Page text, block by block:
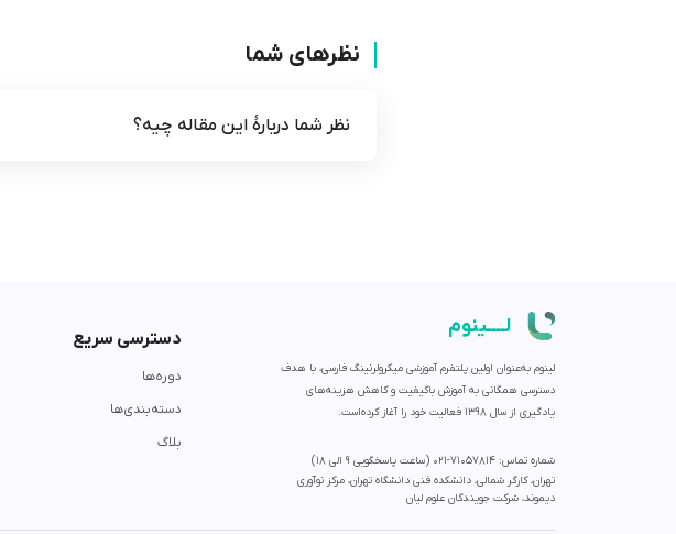
نظرهای شما
نظر شما دربارۀ این مقاله چیه؟
لــــینوم
لینوم به‌عنوان اولین پلتفرم آموزشی میکرولرنینگ فارسی، با هدف
دسترسی همگانی به آموزش باکیفیت و کاهش هزینه‌های
یادگیری از سال 1398 فعالیت خود را آغاز کرده‌است.
شماره تماس: 71057814-021 (ساعت پاسخگویی ۹ الی ۱۸)
تهران، کارگر شمالی، دانشکده فنی دانشگاه تهران، مرکز نوآوری
دیموند، شرکت جویندگان علوم لیان
دسترسی سریع
دوره‌ها
دسته‌بندی‌ها
بلاگ